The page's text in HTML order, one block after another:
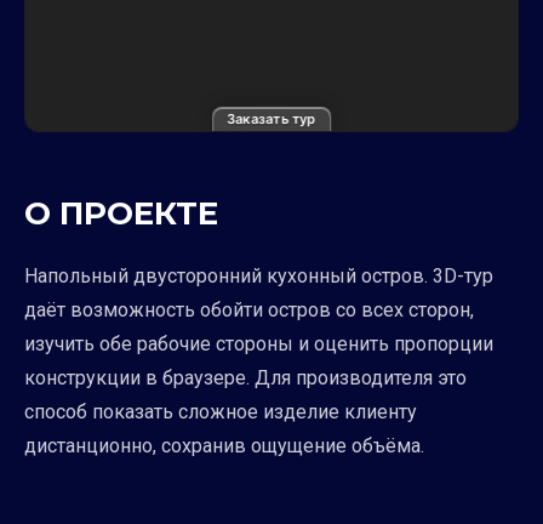
Заказать тур
О ПРОЕКТЕ
Напольный двусторонний кухонный остров. 3D-тур
даёт возможность обойти остров со всех сторон,
изучить обе рабочие стороны и оценить пропорции
конструкции в браузере. Для производителя это
способ показать сложное изделие клиенту
дистанционно, сохранив ощущение объёма.